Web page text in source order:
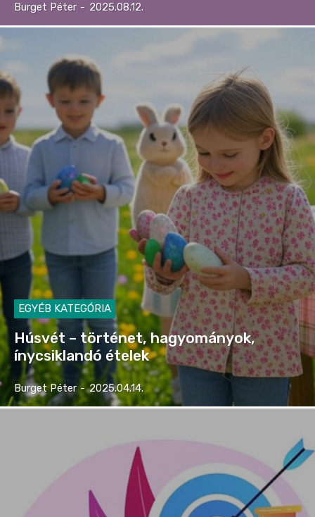
Burget Péter - 2025.08.12.
EGYÉB KATEGÓRIA
Húsvét – történet, hagyományok,
ínycsiklandó ételek
Burget Péter - 2025.04.14.